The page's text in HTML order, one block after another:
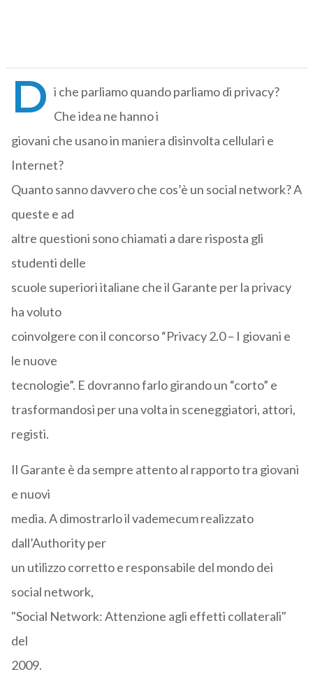
D i che parliamo quando parliamo di privacy?
Che idea ne hanno i
giovani che usano in maniera disinvolta cellulari e
Internet?
Quanto sanno davvero che cos’è un social network? A
queste e ad
altre questioni sono chiamati a dare risposta gli
studenti delle
scuole superiori italiane che il Garante per la privacy
ha voluto
coinvolgere con il concorso “Privacy 2.0 – I giovani e
le nuove
tecnologie”. E dovranno farlo girando un “corto” e
trasformandosi per una volta in sceneggiatori, attori,
registi.
Il Garante è da sempre attento al rapporto tra giovani
e nuovi
media. A dimostrarlo il vademecum realizzato
dall’Authority per
un utilizzo corretto e responsabile del mondo dei
social network,
"Social Network: Attenzione agli effetti collaterali"
del
2009.